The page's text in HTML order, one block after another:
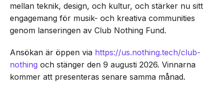
mellan teknik, design, och kultur, och stärker nu sitt
engagemang för musik- och kreativa communities
genom lanseringen av Club Nothing Fund.
Ansökan är öppen via https://us.nothing.tech/club-
nothing och stänger den 9 augusti 2026. Vinnarna
kommer att presenteras senare samma månad.